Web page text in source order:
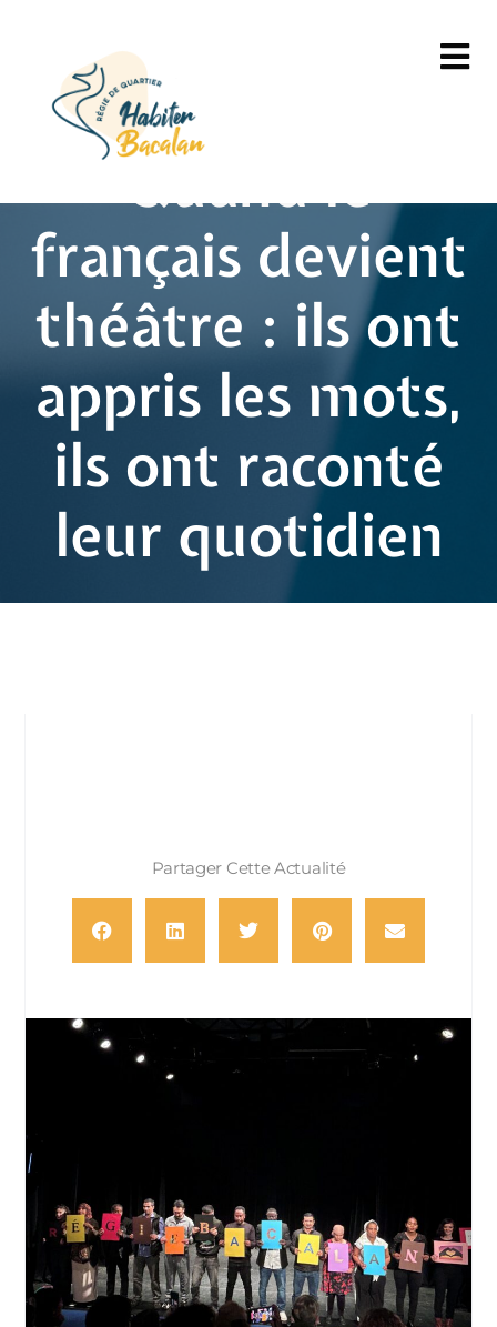
Quand le
français devient
théâtre : ils ont
appris les mots,
ils ont raconté
leur quotidien
Partager Cette Actualité